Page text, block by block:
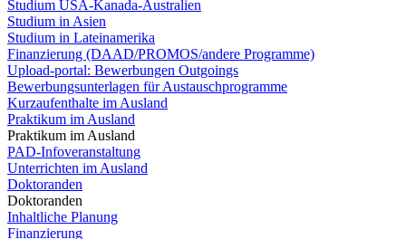
Studium USA-Kanada-Australien
Studium in Asien
Studium in Lateinamerika
Finanzierung (DAAD/PROMOS/andere Programme)
Upload-portal: Bewerbungen Outgoings
Bewerbungsunterlagen für Austauschprogramme
Kurzaufenthalte im Ausland
Praktikum im Ausland
Praktikum im Ausland
PAD-Infoveranstaltung
Unterrichten im Ausland
Doktoranden
Doktoranden
Inhaltliche Planung
Finanzierung